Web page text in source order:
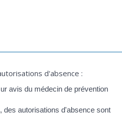
d'absence :
avis du médecin de prévention
des autorisations d'absence sont